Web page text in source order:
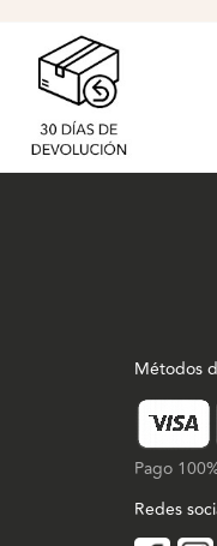
Métodos
Pago
Redes